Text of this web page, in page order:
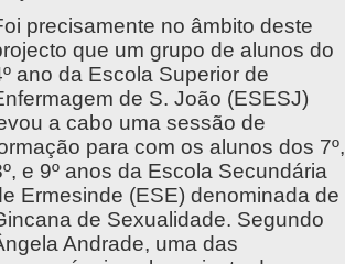
precisamente no âmbito deste
que um grupo de alunos do
ano da Escola Superior de
de S. João (ESESJ)
a cabo uma sessão de
para com os alunos dos 7º,
e 9º anos da Escola Secundária
Ermesinde (ESE) denominada de
de Sexualidade. Segundo
Andrade, uma das